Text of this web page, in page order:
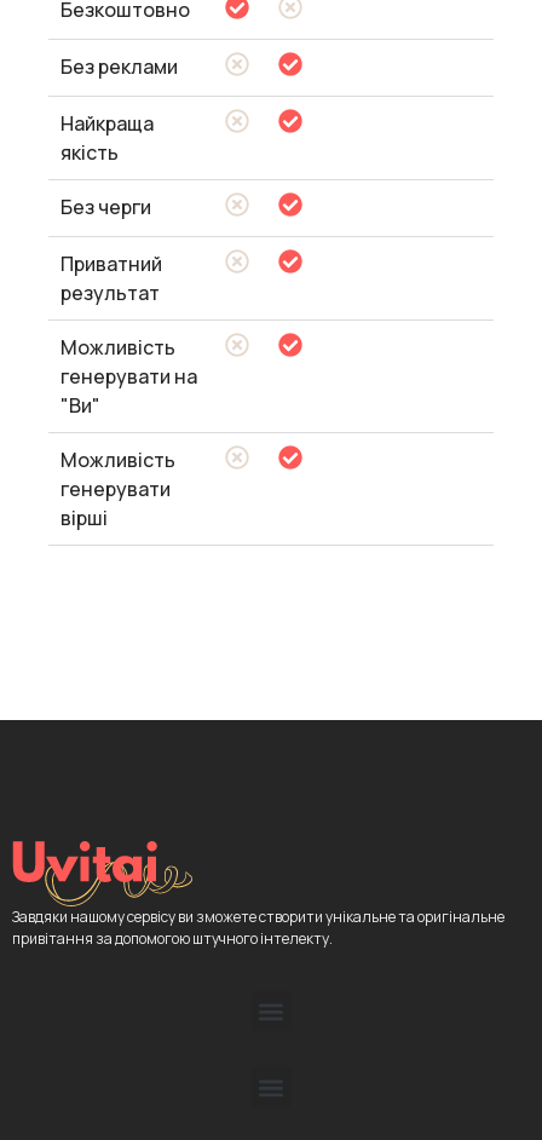
Безкоштовно
Без реклами
Найкраща
якість
Без черги
Приватний
результат
Можливість
генерувати на
"Ви"
Можливість
генерувати
вірші
Завдяки нашому сервісу ви зможете створити унікальне та оригінальне
привітання за допомогою штучного інтелекту.